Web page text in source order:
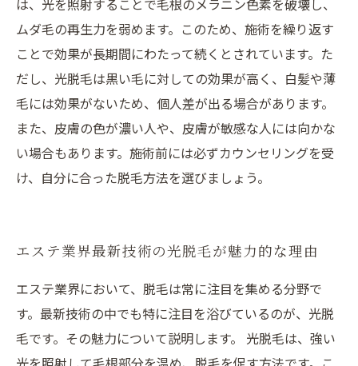
は、光を照射することで毛根のメラニン色素を破壊し、
ムダ毛の再生力を弱めます。このため、施術を繰り返す
ことで効果が長期間にわたって続くとされています。た
だし、光脱毛は黒い毛に対しての効果が高く、白髪や薄
毛には効果がないため、個人差が出る場合があります。
また、皮膚の色が濃い人や、皮膚が敏感な人には向かな
い場合もあります。施術前には必ずカウンセリングを受
け、自分に合った脱毛方法を選びましょう。
エステ業界最新技術の光脱毛が魅力的な理由
エステ業界において、脱毛は常に注目を集める分野で
す。最新技術の中でも特に注目を浴びているのが、光脱
毛です。その魅力について説明します。 光脱毛は、強い